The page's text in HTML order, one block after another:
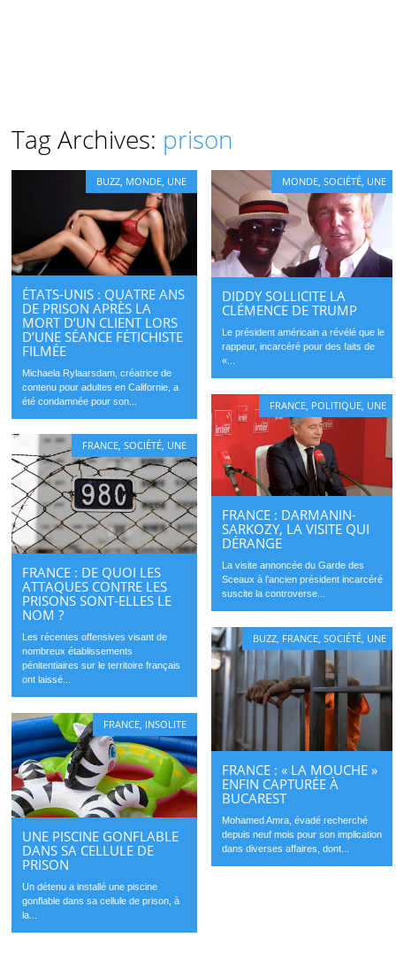
Tag Archives: prison
BUZZ MONDE UNE
ÉTATS-UNIS : QUATRE ANS
DE PRISON APRÈS LA
MORT D’UN CLIENT LORS
D’UNE SÉANCE FÉTICHISTE
FILMÉE
Michaela Rylaarsdam, créatrice de
contenu pour adultes en Californie, a
été condamnée pour son...
MONDE ,SOCIÉTÉ UNE
DIDDY SOLLICITE LA
CLÉMENCE DE TRUMP
Le président américain a révélé que le
rappeur, incarcéré pour des faits de
«...
FRANCE POLITIQUE UNE
FRANCE : DARMANIN-
SARKOZY, LA VISITE QUI
DÉRANGE
La visite annoncée du Garde des
Sceaux à l’ancien président incarcéré
suscite la controverse...
FRANCE,SOCIÉTÉ, UNE
FRANCE : DE QUOI LES
ATTAQUES CONTRE LES
PRISONS SONT-ELLES LE
NOM ?
Les récentes offensives visant de
nombreux établissements
pénitentiaires sur le territoire français
ont laissé...
BUZZ FRANCE ,SOCIÉTÉ UNE
FRANCE : « LA MOUCHE »
ENFIN CAPTURÉE À
BUCAREST
Mohamed Amra, évadé recherché
depuis neuf mois pour son implication
dans diverses affaires, dont...
FRANCE INSOLITE
UNE PISCINE GONFLABLE
DANS SA CELLULE DE
PRISON
Un détenu a installé une piscine
gonflable dans sa cellule de prison, à
la...